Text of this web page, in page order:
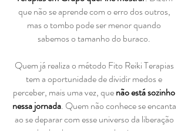
que não se aprende com o erro dos outros,
mas o tombo pode ser menor quando
sabemos o tamanho do buraco.
Quem já realiza o método Fito Reiki Terapias
tem a oportunidade de dividir medos e
perceber, mais uma vez, quenão está sozinho
nessa jornada. Quem não conhece se encanta
ao se deparar com esse universo da liberação
de chackras e autoconhecimento.